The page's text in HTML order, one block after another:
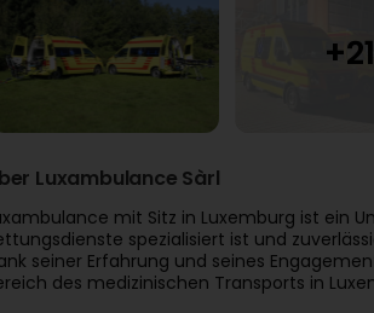
Luxambulance Sàrl
mit Sitz in Luxemburg ist ein
spezialisiert ist und
seiner Erfahrung und seines
des medizinischen Transports in